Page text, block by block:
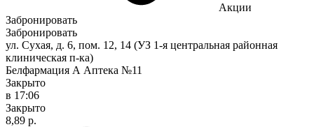
Акции
Забронировать
Забронировать
ул. Сухая, д. 6, пом. 12, 14 (УЗ 1-я центральная районная
клиническая п-ка)
Белфармация А Аптека №11
Закрыто
в 17:06
Закрыто
8,89 р.